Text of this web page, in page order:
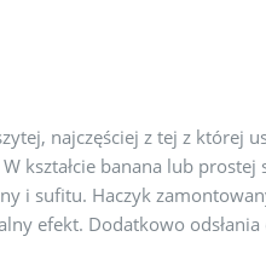
najczęściej z tej z której
kształcie banana lub
i sufitu. Haczyk
efekt. Dodatkowo